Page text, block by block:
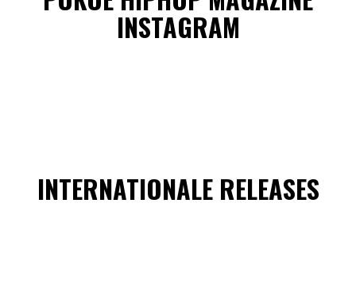
INSTAGRAM
INTERNATIONALE RELEASES